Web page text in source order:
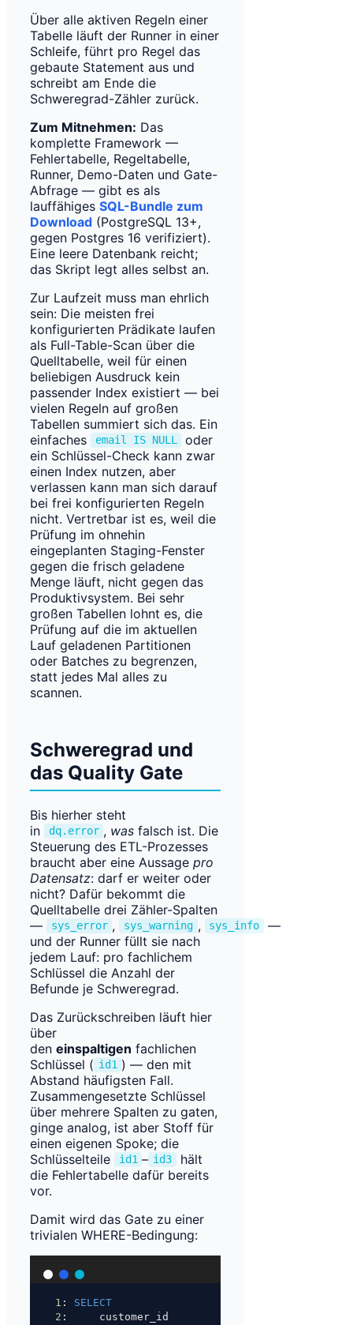
Über alle aktiven Regeln einer
Tabelle läuft der Runner in einer
Schleife, führt pro Regel das
gebaute Statement aus und
schreibt am Ende die
Schweregrad-Zähler zurück.
Zum Mitnehmen: Das
komplette Framework —
Fehlertabelle, Regeltabelle,
Runner, Demo-Daten und Gate-
Abfrage — gibt es als
lauffähiges SQL-Bundle zum
Download (PostgreSQL 13+,
gegen Postgres 16 verifiziert).
Eine leere Datenbank reicht;
das Skript legt alles selbst an.
Zur Laufzeit muss man ehrlich
sein: Die meisten frei
konfigurierten Prädikate laufen
als Full-Table-Scan über die
Quelltabelle, weil für einen
beliebigen Ausdruck kein
passender Index existiert — bei
vielen Regeln auf großen
Tabellen summiert sich das. Ein
einfaches
email IS NULL
oder
ein Schlüssel-Check kann zwar
einen Index nutzen, aber
verlassen kann man sich darauf
bei frei konfigurierten Regeln
nicht. Vertretbar ist es, weil die
Prüfung im ohnehin
eingeplanten Staging-Fenster
gegen die frisch geladene
Menge läuft, nicht gegen das
Produktivsystem. Bei sehr
großen Tabellen lohnt es, die
Prüfung auf die im aktuellen
Lauf geladenen Partitionen
oder Batches zu begrenzen,
statt jedes Mal alles zu
scannen.
Schweregrad und
das Quality Gate
Bis hierher steht
in
dq.error , was falsch ist. Die
Steuerung des ETL-Prozesses
braucht aber eine Aussage pro
Datensatz: darf er weiter oder
nicht? Dafür bekommt die
Quelltabelle drei Zähler-Spalten
—
sys_error , sys_warning , sys_info
—
und der Runner füllt sie nach
jedem Lauf: pro fachlichem
Schlüssel die Anzahl der
Befunde je Schweregrad.
Das Zurückschreiben läuft hier
über
den einspaltigen fachlichen
Schlüssel ( id1 ) — den mit
Abstand häufigsten Fall.
Zusammengesetzte Schlüssel
über mehrere Spalten zu gaten,
ginge analog, ist aber Stoff für
einen eigenen Spoke; die
Schlüsselteile
id1 – id3
hält
die Fehlertabelle dafür bereits
vor.
Damit wird das Gate zu einer
trivialen WHERE-Bedingung:
1 : SELECT
2 :     customer_id